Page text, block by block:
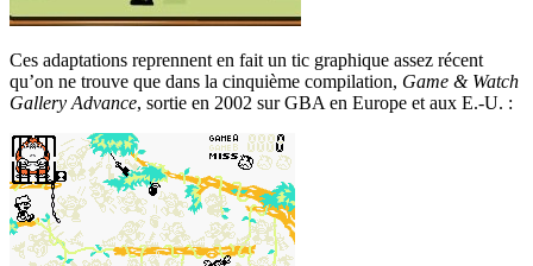
Ces adaptations reprennent en fait un tic graphique assez récent
qu’on ne trouve que dans la cinquième compilation, Game & Watch
Gallery Advance, sortie en 2002 sur GBA en Europe et aux E.-U. :